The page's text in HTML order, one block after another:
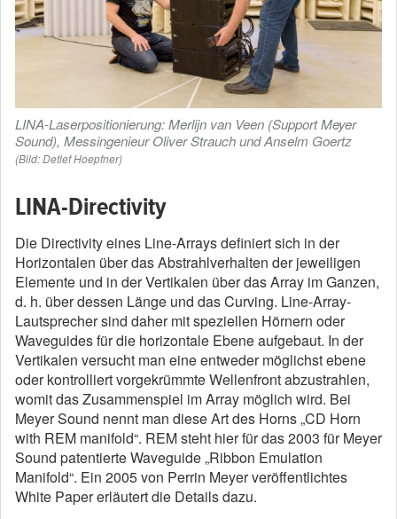
LINA-Laserpositionierung: Merlijn van Veen (Support Meyer
Sound), Messingenieur Oliver Strauch und Anselm Goertz
(Bild: Detlef Hoepfner)
LINA-Directivity
Die Directivity eines Line-Arrays definiert sich in der
Horizontalen über das Abstrahlverhalten der jeweiligen
Elemente und in der Vertikalen über das Array im Ganzen,
d. h. über dessen Länge und das Curving. Line-Array-
Lautsprecher sind daher mit speziellen Hörnern oder
Waveguides für die horizontale Ebene aufgebaut. In der
Vertikalen versucht man eine entweder möglichst ebene
oder kontrolliert vorgekrümmte Wellenfront abzustrahlen,
womit das Zusammenspiel im Array möglich wird. Bei
Meyer Sound nennt man diese Art des Horns „CD Horn
with REM manifold“. REM steht hier für das 2003 für Meyer
Sound patentierte Waveguide „Ribbon Emulation
Manifold“. Ein 2005 von Perrin Meyer veröffentlichtes
White Paper erläutert die Details dazu.